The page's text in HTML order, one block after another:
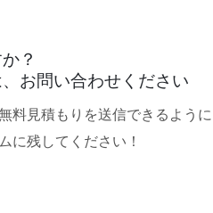
？
お問い合わせください
料見積もりを送信できるよう
に残してください！